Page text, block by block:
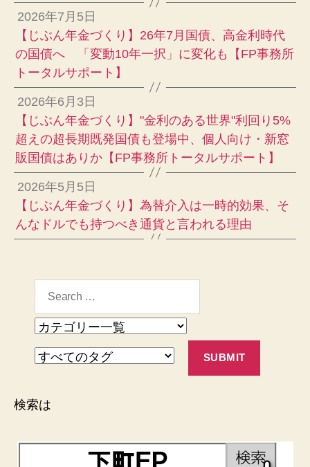
2026年7月5日
【じぶん年金づくり】26年7月国債、高金利時代
の国債へ 「変動10年一択」に変化も【FP事務所
トータルサポート】
2026年6月3日
【じぶん年金づくり】"金利のある世界"利回り5%
超えの超長期既発国債も登場中、個人向け・新窓
販国債はありか【FP事務所トータルサポート】
2026年5月5日
【じぶん年金づくり】為替介入は一時的効果、そ
んなドルでも持つべき通貨と言われる理由
検索は